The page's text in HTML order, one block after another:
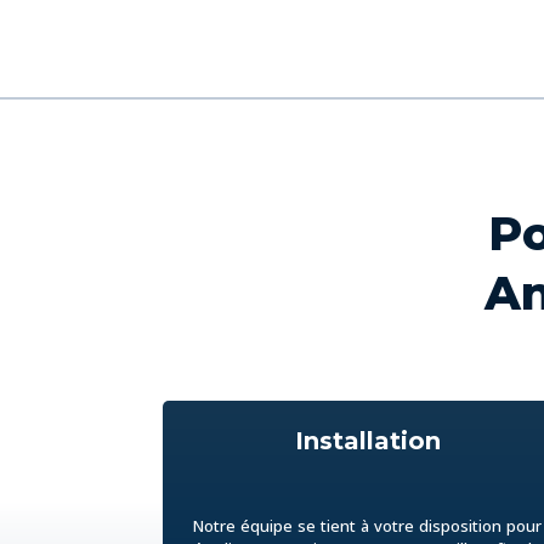
Installation
Notre équipe se tient à votre disposition pour